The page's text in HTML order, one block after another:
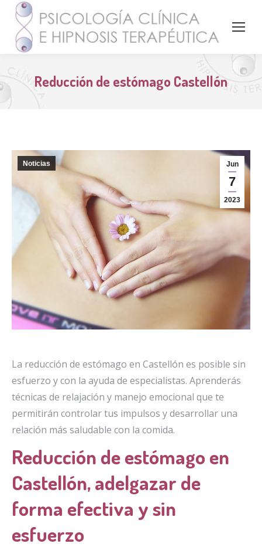
Reducción de estómago Castellón
Jun
7
2023
Noticias
La reducción de estómago en Castellón es posible sin
esfuerzo y con la ayuda de especialistas. Aprenderás
técnicas de relajación y manejo emocional que te
permitirán controlar tus impulsos y desarrollar una
relación más saludable con la comida.
Reducción de estómago en
Castellón, adelgazar de
forma efectiva y sin
esfuerzo